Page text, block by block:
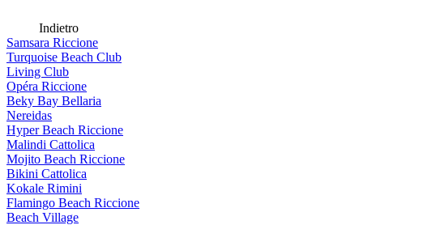
Indietro
Samsara Riccione
Turquoise Beach Club
Living Club
Opéra Riccione
Beky Bay Bellaria
Nereidas
Hyper Beach Riccione
Malindi Cattolica
Mojito Beach Riccione
Bikini Cattolica
Kokale Rimini
Flamingo Beach Riccione
Beach Village